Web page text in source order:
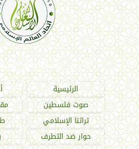
اتحاد العالم
الرئيسية
صوت فلسطين
تراثنا الإسلامي
حوار ضد التطرف